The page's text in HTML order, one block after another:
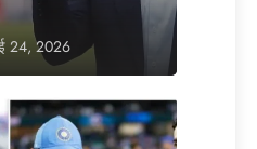
24, 2026